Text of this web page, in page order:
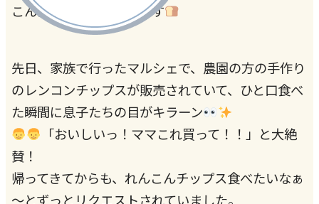
こんにちは、なかぱんです
先日、家族で行ったマルシェで、農園の方の手作り
のレンコンチップスが販売されていて、ひと口食べ
た瞬間に息子たちの目がキラーン
「おいしいっ！ママこれ買って！！」と大絶
賛！
帰ってきてからも、れんこんチップス食べたいなぁ
～とずっとリクエストされていました。